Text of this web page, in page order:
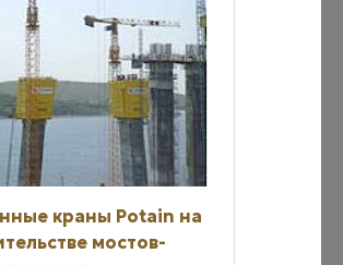
краны Potain на
мостов-